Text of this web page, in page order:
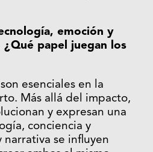
emoción y
papel juegan los
esenciales en la
Más allá del impacto,
y expresan una
conciencia y
narrativa se influyen